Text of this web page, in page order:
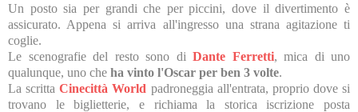
Un posto sia per grandi che per piccini, dove il divertimento è
assicurato. Appena si arriva all'ingresso una strana agitazione ti
coglie.
Le scenografie del resto sono di Dante Ferretti, mica di uno
qualunque, uno che ha vinto l'Oscar per ben 3 volte.
La scrittaCinecittà World padroneggia all'entrata, proprio dove si
trovano le biglietterie, e richiama la storica iscrizione posta